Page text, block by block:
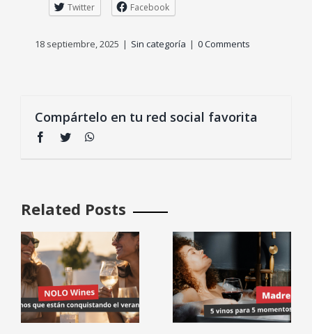
Twitter
Facebook
18 septiembre, 2025 | Sin categoría | 0 Comments
Compártelo en tu red social favorita
Facebook
Twitter
Related Posts
Madres
reales: 5
vinos para 5
momentos